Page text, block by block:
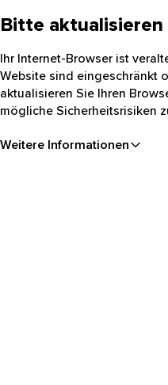
Bitte aktualisieren
Ihr Internet-Browser ist
Website sind eingeschränkt
aktualisieren Sie Ihren
mögliche Sicherheitsrisiken
Weitere Informationen